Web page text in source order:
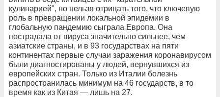
кулинарией", но нельзя отрицать того, что ключевую
роль в превращении локальной эпидемии в
глобальную пандемию сыграла Европа. Она
пострадала от вируса значительно сильнее, чем
азиатские страны, и в 93 государствах на пяти
континентах первые случаи заражения коронавирусом
были диагностированы у людей, вернувшихся из
европейских стран. Только из Италии болезнь
распространилась минимум на 46 государств, в то
время как из Китая — лишь на 27.